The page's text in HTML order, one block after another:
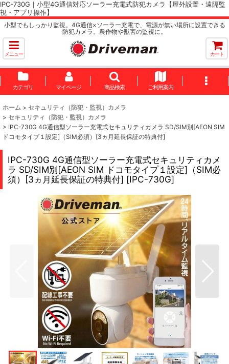
IPC-730G｜小型4G通信対応ソーラー充電式防犯カメラ【屋外設置・遠隔監
視・アプリ操作】
小型でもしっかり監視。4G通信×ソーラー充電で、電源が無い場所に設置できる
防犯カメラ。農作物や獣害の監視に。
メニュー カート
カテゴリ マイページ 商品検索 ご利用案内
ホーム > セキュリティ（防犯・監視）カメラ
> セキュリティ（防犯・監視）カメラ
> IPC-730G 4G通信型ソーラー充電式セキュリティカメラ SD/SIM別[AEON SIM
ドコモタイプ１設定]（SIM必須）[3ヵ月延長保証の特典付]
IPC-730G 4G通信型ソーラー充電式セキュリティカメ
ラ SD/SIM別[AEON SIM ドコモタイプ１設定]（SIM必
須）[3ヵ月延長保証の特典付] [IPC-730G]